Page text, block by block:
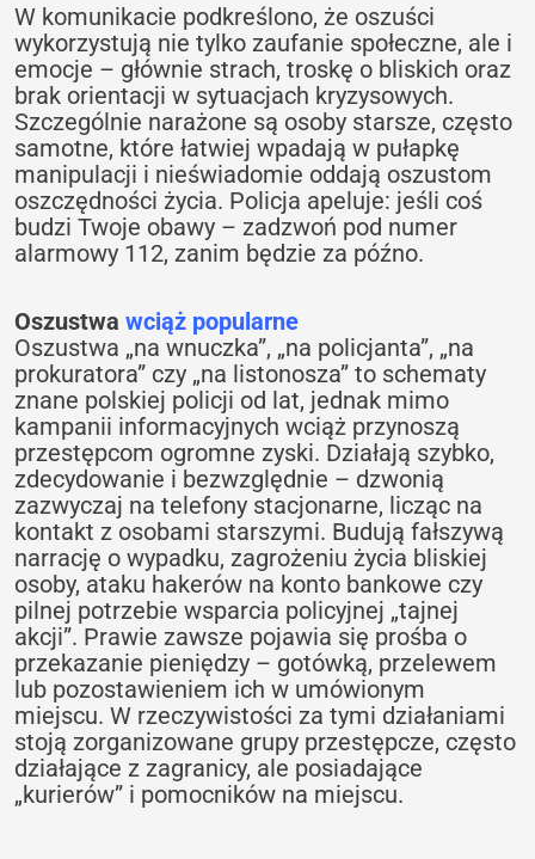
W komunikacie podkreślono, że oszuści
wykorzystują nie tylko zaufanie społeczne, ale i
emocje – głównie strach, troskę o bliskich oraz
brak orientacji w sytuacjach kryzysowych.
Szczególnie narażone są osoby starsze, często
samotne, które łatwiej wpadają w pułapkę
manipulacji i nieświadomie oddają oszustom
oszczędności życia. Policja apeluje: jeśli coś
budzi Twoje obawy – zadzwoń pod numer
alarmowy 112, zanim będzie za późno.
Oszustwawciąż popularne
Oszustwa „na wnuczka”, „na policjanta”, „na
prokuratora” czy „na listonosza” to schematy
znane polskiej policji od lat, jednak mimo
kampanii informacyjnych wciąż przynoszą
przestępcom ogromne zyski. Działają szybko,
zdecydowanie i bezwzględnie – dzwonią
zazwyczaj na telefony stacjonarne, licząc na
kontakt z osobami starszymi. Budują fałszywą
narrację o wypadku, zagrożeniu życia bliskiej
osoby, ataku hakerów na konto bankowe czy
pilnej potrzebie wsparcia policyjnej „tajnej
akcji”. Prawie zawsze pojawia się prośba o
przekazanie pieniędzy – gotówką, przelewem
lub pozostawieniem ich w umówionym
miejscu. W rzeczywistości za tymi działaniami
stoją zorganizowane grupy przestępcze, często
działające z zagranicy, ale posiadające
„kurierów” i pomocników na miejscu.